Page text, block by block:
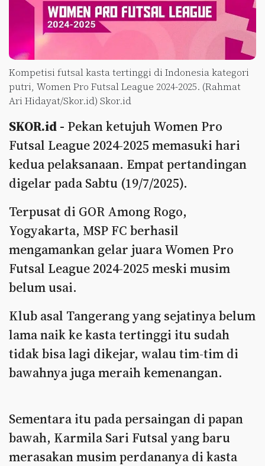
Kompetisi futsal kasta tertinggi di Indonesia kategori
putri, Women Pro Futsal League 2024-2025. (Rahmat
Ari Hidayat/Skor.id) Skor.id
SKOR.id - Pekan ketujuh Women Pro
Futsal League 2024-2025 memasuki hari
kedua pelaksanaan. Empat pertandingan
digelar pada Sabtu (19/7/2025).
Terpusat di GOR Among Rogo,
Yogyakarta, MSP FC berhasil
mengamankan gelar juara Women Pro
Futsal League 2024-2025 meski musim
belum usai.
Klub asal Tangerang yang sejatinya belum
lama naik ke kasta tertinggi itu sudah
tidak bisa lagi dikejar, walau tim-tim di
bawahnya juga meraih kemenangan.
Sementara itu pada persaingan di papan
bawah, Karmila Sari Futsal yang baru
merasakan musim perdananya di kasta